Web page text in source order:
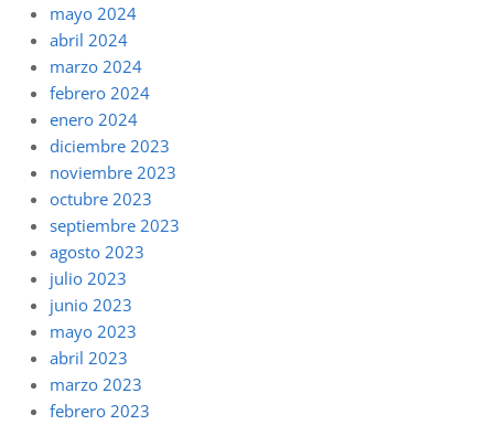
mayo 2024
abril 2024
marzo 2024
febrero 2024
enero 2024
diciembre 2023
noviembre 2023
octubre 2023
septiembre 2023
agosto 2023
julio 2023
junio 2023
mayo 2023
abril 2023
marzo 2023
febrero 2023